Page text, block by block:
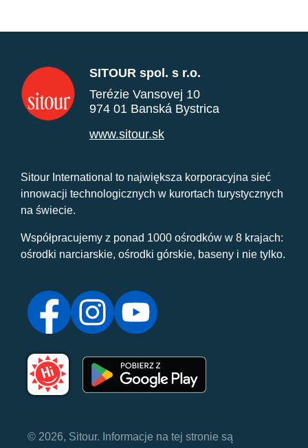
SITOUR spol. s r.o.
Terézie Vansovej 10
974 01 Banská Bystrica
www.sitour.sk
Sitour International to największa korporacyjna sieć
innowacji technologicznych w kurortach turystycznych
na świecie.
Współpracujemy z ponad 1000 ośrodków w 8 krajach:
ośrodki narciarskie, ośrodki górskie, baseny i nie tylko.
© 2026, Sitour. Informacje na tej stronie są